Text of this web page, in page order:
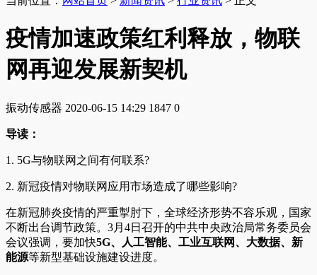
疫情加速政策红利释放，物联
网再迎发展新契机
振动传感器 2020-06-15 14:29 1847 0
导读：
1. 5G与物联网之间有何联系?
2. 新冠疫情对物联网应用市场造成了哪些影响?
在新冠肺炎疫情的严重掣肘下，全球经济形势不容乐观，国家
不断出台调节政策。3月4日召开的中共中央政治局常务委员会
会议强调，要加快5G、人工智能、工业互联网、大数据、新
能源等新型基础设施建设进度。